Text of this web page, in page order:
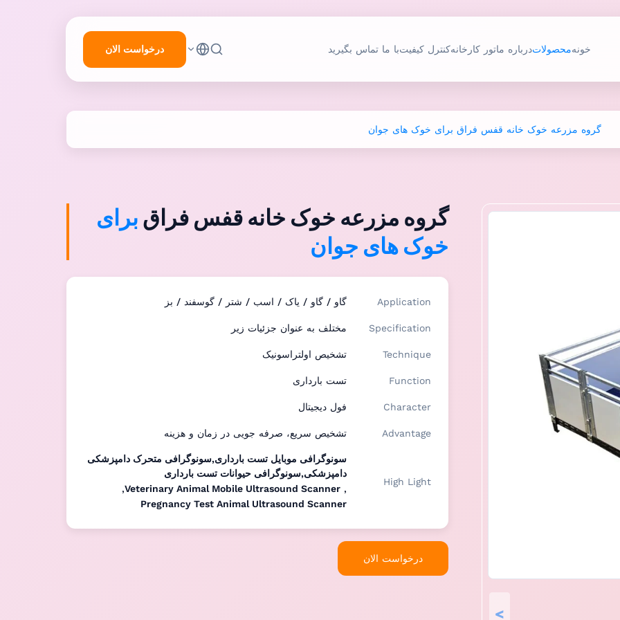
خونهمحصولاتدرباره ماتور کارخانهکنترل کیفیتبا ما تماس بگیرید درخواست الان
گروه مزرعه خوک خانه قفس فراق برای خوک های جوان
>
گروه مزرعه خوک خانه قفس فراق برای
خوک های جوان
Application گاو / گاو / یاک / اسب / شتر / گوسفند / بز
Specification مختلف به عنوان جزئیات زیر
Technique تشخیص اولتراسونیک
Function تست بارداری
Character فول دیجیتال
Advantage تشخیص سریع، صرفه جویی در زمان و هزینه
High Light
سونوگرافی موبایل تست بارداری,سونوگرافی متحرک دامپزشکی
دامپزشکی,سونوگرافی حیوانات تست بارداری
,
Veterinary Animal Mobile Ultrasound Scanner
,
Pregnancy Test Animal Ultrasound Scanner
درخواست الان